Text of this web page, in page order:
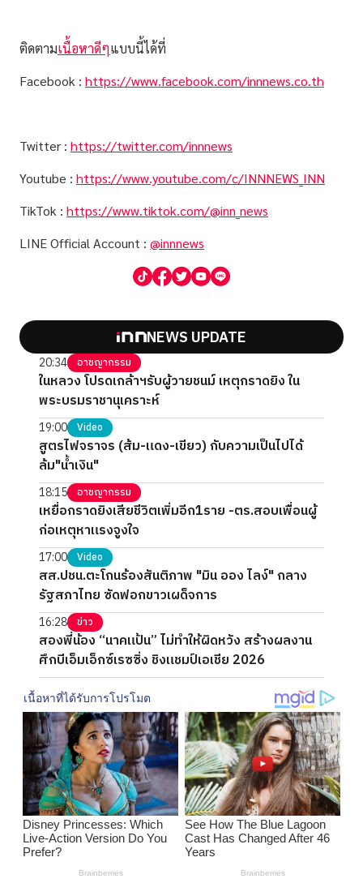
ติดตามเนื้อหาดีๆแบบนี้ได้ที่
Facebook : https://www.facebook.com/innnews.co.th
Twitter : https://twitter.com/innnews
Youtube : https://www.youtube.com/c/INNNEWS_INN
TikTok : https://www.tiktok.com/@inn_news
LINE Official Account : @innnews
NEWS UPDATE
20:34 อาชญากรรม
ในหลวง โปรดเกล้าฯรับผู้วายชนม์ เหตุกราดยิง ใน
พระบรมราชานุเคราะห์
19:00 Video
สูตรไฟจราจร (ส้ม-แดง-เขียว) กับความเป็นไปได้
ล้ม"น้ำเงิน"
18:15 อาชญากรรม
เหยื่อกราดยิงเสียชีวิตเพิ่มอีก1ราย -ตร.สอบเพื่อนผู้
ก่อเหตุหาแรงจูงใจ
17:00 Video
สส.ปชน.ตะโกนร้องสันติภาพ "มิน ออง ไลง์" กลาง
รัฐสภาไทย ซัดฟอกขาวเผด็จการ
16:28 ข่าว
สองพี่น้อง “นาคแป้น” ไม่ทำให้ผิดหวัง สร้างผลงาน
ศึกบีเอ็มเอ็กซ์เรซซิ่ง ชิงแชมป์เอเชีย 2026